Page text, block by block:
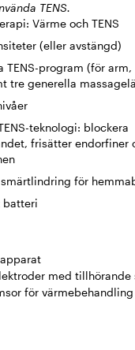
TENS.
Värme och TENS
(eller avstängd)
TENS-program (för
tre generella
teknologi: blockera
frisätter endorfiner
för
batteri
med tillhörande
för värmebehandling